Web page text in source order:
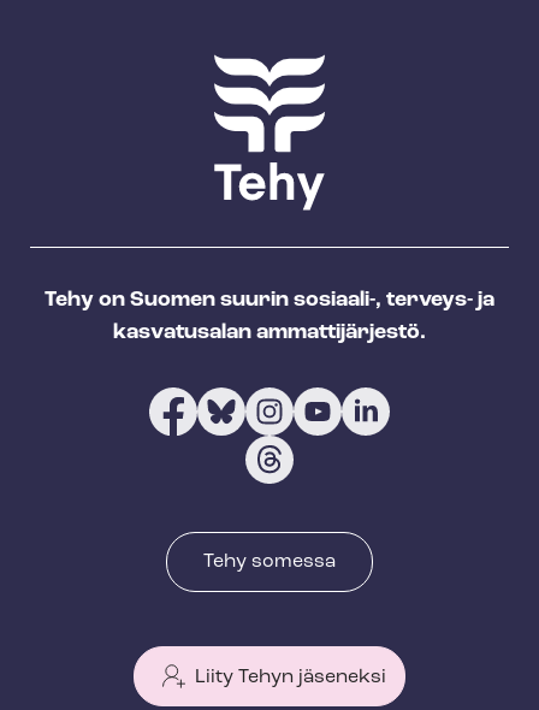
Tehy on Suomen suurin sosiaali-, terveys- ja
kasvatusalan ammattijärjestö.
Tehy somessa
Liity Tehyn jäseneksi